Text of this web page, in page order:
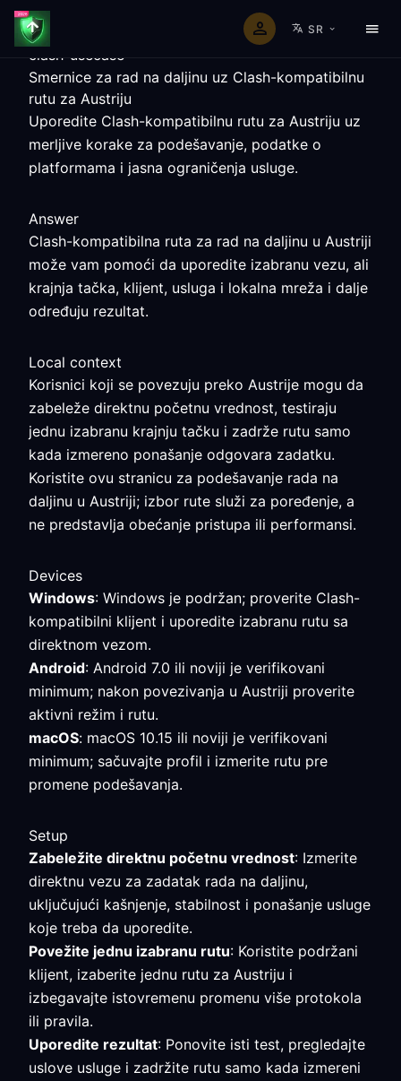
SR
clash-usecase
Smernice za rad na daljinu uz Clash-kompatibilnu
rutu za Austriju
Uporedite Clash-kompatibilnu rutu za Austriju uz
merljive korake za podešavanje, podatke o
platformama i jasna ograničenja usluge.
Answer
Clash-kompatibilna ruta za rad na daljinu u Austriji
može vam pomoći da uporedite izabranu vezu, ali
krajnja tačka, klijent, usluga i lokalna mreža i dalje
određuju rezultat.
Local context
Korisnici koji se povezuju preko Austrije mogu da
zabeleže direktnu početnu vrednost, testiraju
jednu izabranu krajnju tačku i zadrže rutu samo
kada izmereno ponašanje odgovara zadatku.
Koristite ovu stranicu za podešavanje rada na
daljinu u Austriji; izbor rute služi za poređenje, a
ne predstavlja obećanje pristupa ili performansi.
Devices
Windows: Windows je podržan; proverite Clash-
kompatibilni klijent i uporedite izabranu rutu sa
direktnom vezom.
Android: Android 7.0 ili noviji je verifikovani
minimum; nakon povezivanja u Austriji proverite
aktivni režim i rutu.
macOS: macOS 10.15 ili noviji je verifikovani
minimum; sačuvajte profil i izmerite rutu pre
promene podešavanja.
Setup
Zabeležite direktnu početnu vrednost: Izmerite
direktnu vezu za zadatak rada na daljinu,
uključujući kašnjenje, stabilnost i ponašanje usluge
koje treba da uporedite.
Povežite jednu izabranu rutu: Koristite podržani
klijent, izaberite jednu rutu za Austriju i
izbegavajte istovremenu promenu više protokola
ili pravila.
Uporedite rezultat: Ponovite isti test, pregledajte
uslove usluge i zadržite rutu samo kada izmereni